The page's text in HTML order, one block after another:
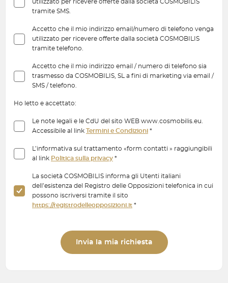
utilizzato per ricevere offerte dalla società COSMOBILIS
tramite SMS.
Accetto che il mio indirizzo email/numero di telefono venga
utilizzato per ricevere offerte dalla società COSMOBILIS
tramite telefono.
Accetto che il mio indirizzo email / numero di telefono sia
trasmesso da COSMOBILIS, SL a fini di marketing via email /
SMS / telefono.
Ho letto e accettato:
Le note legali e le CdU del sito WEB www.cosmobilis.eu.
Accessibile al link Termini e Condizioni *
L’informativa sul trattamento «form contatti » raggiungibili
al link Politica sulla privacy *
La società COSMOBILIS informa gli Utenti italiani
dell’esistenza del Registro delle Opposizioni telefonica in cui
possono iscriversi tramite il sito
https://registrodelleopposizioni.it *
Invia la mia richiesta